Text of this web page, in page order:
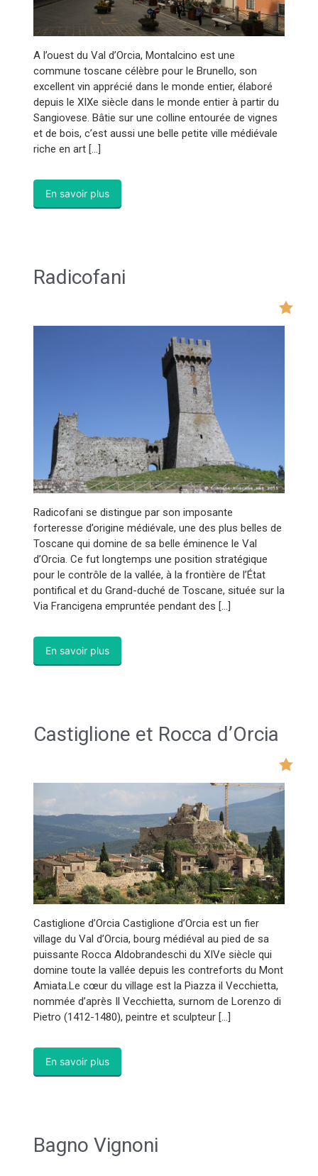
A l’ouest du Val d’Orcia, Montalcino est une
commune toscane célèbre pour le Brunello, son
excellent vin apprécié dans le monde entier, élaboré
depuis le XIXe siècle dans le monde entier à partir du
Sangiovese. Bâtie sur une colline entourée de vignes
et de bois, c’est aussi une belle petite ville médiévale
riche en art […]
En savoir plus
Radicofani
Radicofani se distingue par son imposante
forteresse d’origine médiévale, une des plus belles de
Toscane qui domine de sa belle éminence le Val
d’Orcia. Ce fut longtemps une position stratégique
pour le contrôle de la vallée, à la frontière de l’État
pontifical et du Grand-duché de Toscane, située sur la
Via Francigena empruntée pendant des […]
En savoir plus
Castiglione et Rocca d’Orcia
Castiglione d’Orcia Castiglione d’Orcia est un fier
village du Val d’Orcia, bourg médiéval au pied de sa
puissante Rocca Aldobrandeschi du XIVe siècle qui
domine toute la vallée depuis les contreforts du Mont
Amiata.Le cœur du village est la Piazza il Vecchietta,
nommée d’après Il Vecchietta, surnom de Lorenzo di
Pietro (1412-1480), peintre et sculpteur […]
En savoir plus
Bagno Vignoni